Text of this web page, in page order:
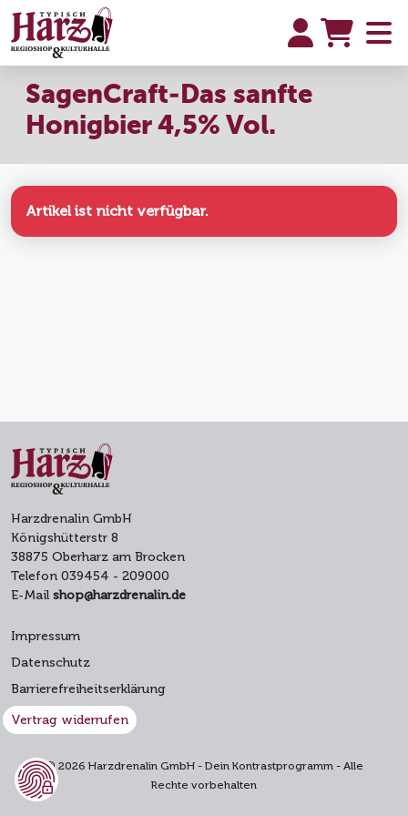
SagenCraft-Das sanfte
Honigbier 4,5% Vol.
Artikel ist nicht verfügbar.
Harzdrenalin GmbH
Königshütterstr 8
38875 Oberharz am Brocken
Telefon 039454 - 209000
E-Mail shop@harzdrenalin.de
Impressum
Datenschutz
Barrierefreiheitserklärung
Vertrag widerrufen
© 2026 Harzdrenalin GmbH - Dein Kontrastprogramm - Alle
Rechte vorbehalten